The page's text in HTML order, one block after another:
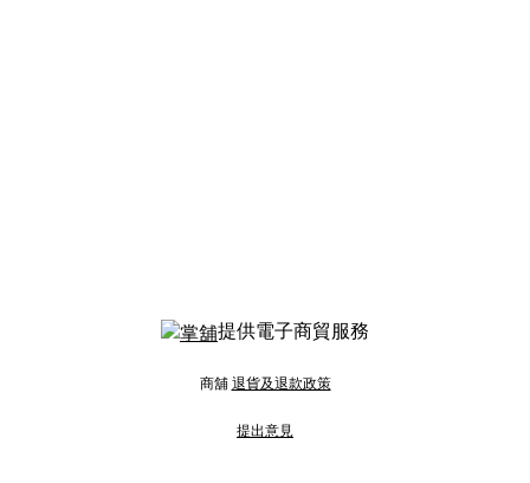
提供電子商貿服務
商舖 退貨及退款政策
提出意見